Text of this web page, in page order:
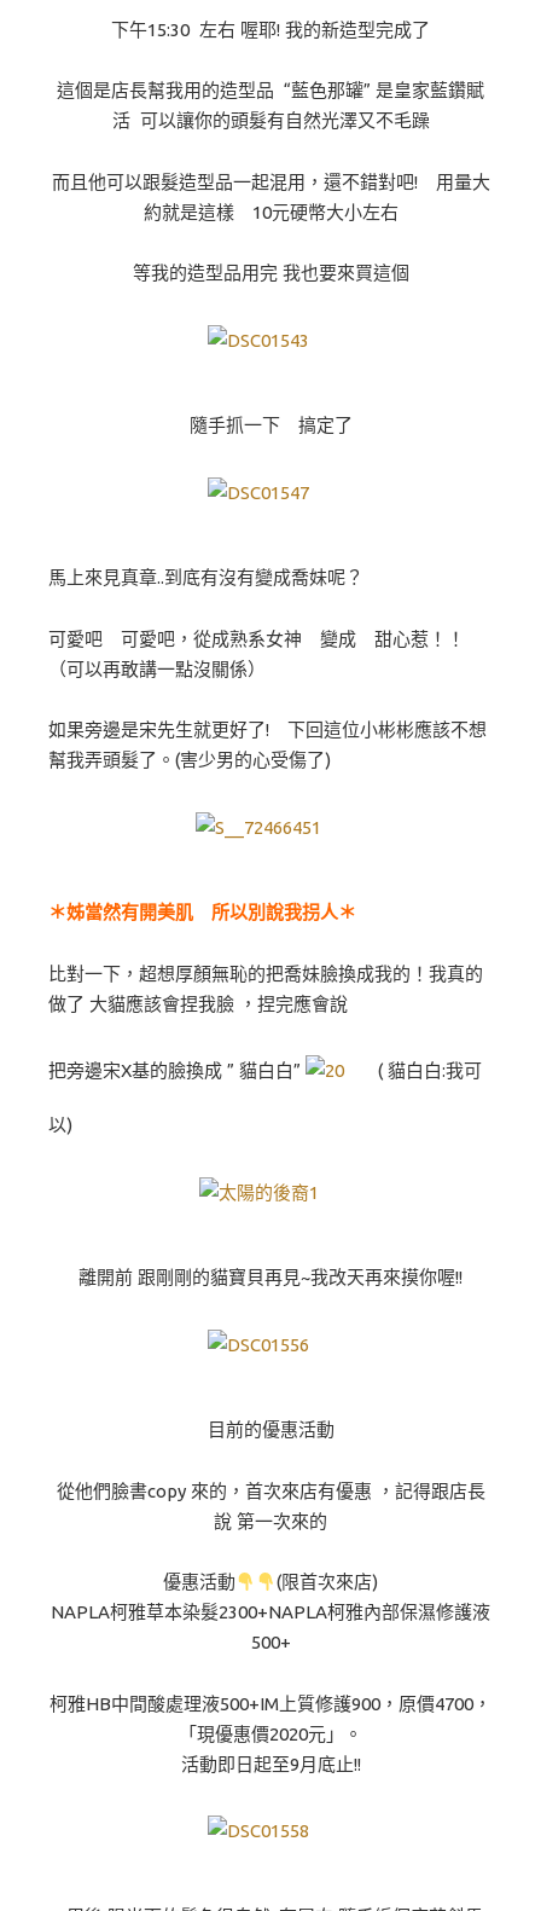
下午15:30 左右 喔耶! 我的新造型完成了
這個是店長幫我用的造型品 “藍色那罐” 是皇家藍鑽賦
活 可以讓你的頭髮有自然光澤又不毛躁
而且他可以跟髮造型品一起混用，還不錯對吧! 用量大
約就是這樣 10元硬幣大小左右
等我的造型品用完 我也要來買這個
隨手抓一下 搞定了
馬上來見真章..到底有沒有變成喬妹呢？
可愛吧 可愛吧，從成熟系女神 變成 甜心惹！！
（可以再敢講一點沒關係）
如果旁邊是宋先生就更好了! 下回這位小彬彬應該不想
幫我弄頭髮了。(害少男的心受傷了)
＊姊當然有開美肌 所以別說我拐人＊
比對一下，超想厚顏無恥的把喬妹臉換成我的！我真的
做了 大貓應該會捏我臉 ，捏完應會說
把旁邊宋X基的臉換成 ” 貓白白” ( 貓白白:我可
以)
離開前 跟剛剛的貓寶貝再見~我改天再來摸你喔!!
目前的優惠活動
從他們臉書copy 來的，首次來店有優惠 ，記得跟店長
說 第一次來的
優惠活動
(限首次來店)
NAPLA柯雅草本染髮2300+NAPLA柯雅內部保濕修護液
500+
柯雅HB中間酸處理液500+IM上質修護900，原價4700，
「現優惠價2020元」。
活動即日起至9月底止!!